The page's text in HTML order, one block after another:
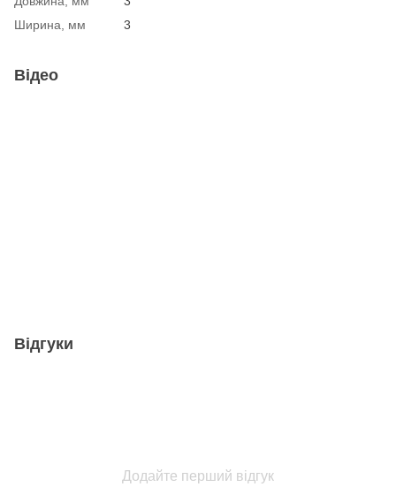
Ширина, мм
3
Відео
Відгуки
Додайте перший відгук